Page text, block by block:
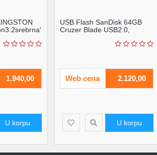
1.940,00
U korpu
USB Flash SanDisk 64GB
Cruzer Blade USB2.0,
Web cena 2.120,00
U korpu